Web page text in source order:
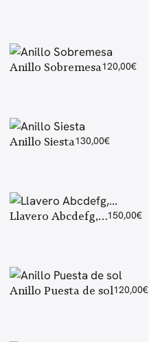
Anillo Sobremesa120,00€
Anillo Siesta130,00€
Llavero Abcdefg,…150,00€
Anillo Puesta de sol120,00€